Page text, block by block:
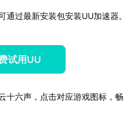
过最新安装包安装UU加速器。
试用UU
十六声，点击对应游戏图标，畅